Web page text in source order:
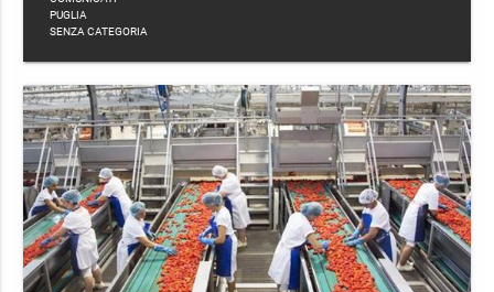
PUGLIA
SENZA CATEGORIA